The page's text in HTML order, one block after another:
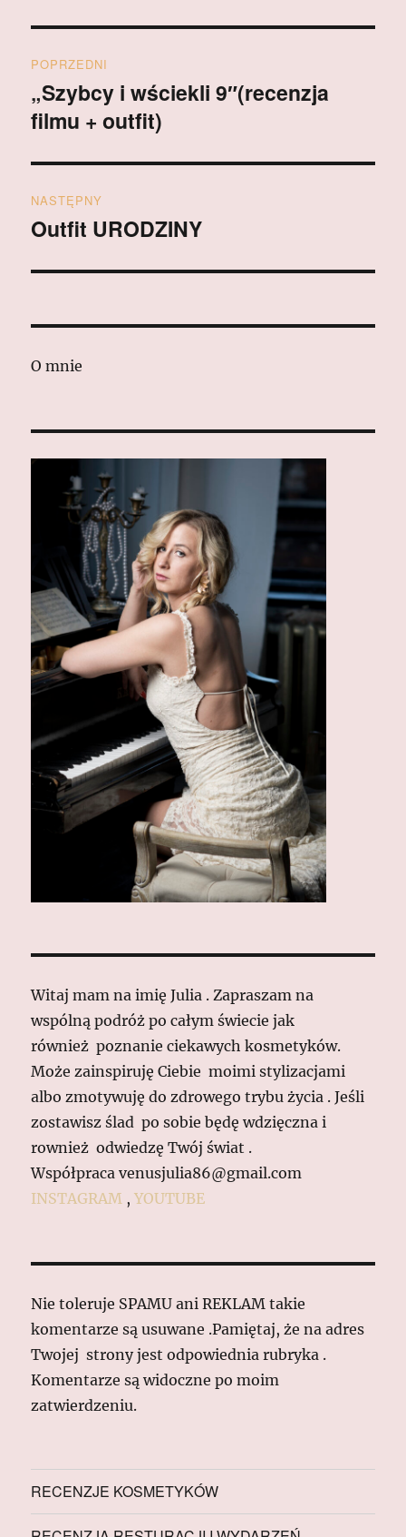
wpisu
POPRZEDNI
Poprzedni
wpis:
„Szybcy i wściekli 9″(recenzja
filmu + outfit)
NASTĘPNY
Następny
Outfit URODZINY
O mnie
Witaj mam na imię Julia . Zapraszam na
wspólną podróż po całym świecie jak
również poznanie ciekawych kosmetyków.
Może zainspiruję Ciebie moimi stylizacjami
albo zmotywuję do zdrowego trybu życia . Jeśli
zostawisz ślad po sobie będę wdzięczna i
rownież odwiedzę Twój świat .
Współpraca venusjulia86@gmail.com
INSTAGRAM ,YOUTUBE
Nie toleruje SPAMU ani REKLAM takie
komentarze są usuwane .Pamiętaj, że na adres
Twojej strony jest odpowiednia rubryka .
Komentarze są widoczne po moim
zatwierdzeniu.
RECENZJE KOSMETYKÓW